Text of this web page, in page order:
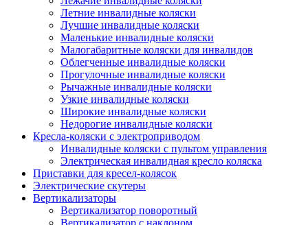
Летние инвалидные коляски
Лучшие инвалидные коляски
Маленькие инвалидные коляски
Малогабаритные коляски для инвалидов
Облегченные инвалидные коляски
Прогулочные инвалидные коляски
Рычажные инвалидные коляски
Узкие инвалидные коляски
Широкие инвалидные коляски
Недорогие инвалидные коляски
Кресла-коляски с электроприводом
Инвалидные коляски с пультом управления
Электрическая инвалидная кресло коляска
Приставки для кресел-колясок
Электрические скутеры
Вертикализаторы
Вертикализатор поворотный
Вертикализатор с наклоном